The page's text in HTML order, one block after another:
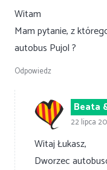
Witam
Mam pytanie, z
autobus Pujol ?
Odpowiedz
Beata
22 lipca
Witaj Łukasz,
Dworzec